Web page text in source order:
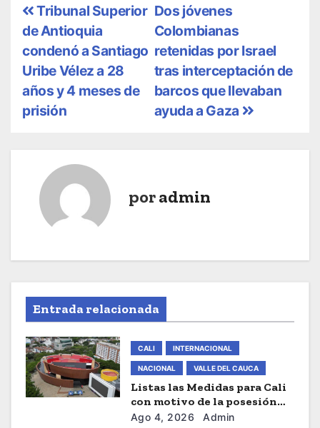
N
a
v
e
d
e
e
n
Dos jóvenes
Colombianas
retenidas por Israel
tras interceptación de
barcos que llevaban
ayuda a Gaza
Tribunal Superior
de Antioquia
condenó a Santiago
Uribe Vélez a 28
años y 4 meses de
prisión
poradmin
Entrada relacionada
CALI INTERNACIONAL
NACIONAL VALLE DEL CAUCA
Listas las Medidas para Cali
con motivo de la posesión
presidencial de este Viernes
Ago 4, 2026 Admin